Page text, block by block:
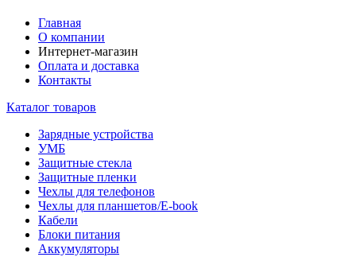
Главная
О компании
Интернет-магазин
Оплата и доставка
Контакты
Каталог товаров
Зарядные устройства
УМБ
Защитные стекла
Защитные пленки
Чехлы для телефонов
Чехлы для планшетов/E-book
Кабели
Блоки питания
Аккумуляторы